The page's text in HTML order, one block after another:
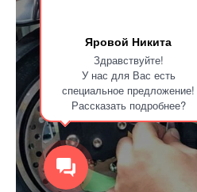
Яровой Никита
Здравствуйте!
У нас для Вас есть
специальное предложение!
Рассказать подробнее?
Сборка